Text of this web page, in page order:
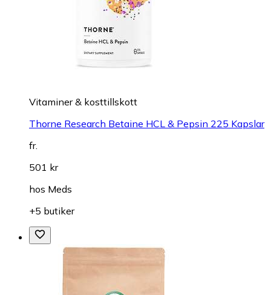
Vitaminer & kosttillskott
Thorne Research Betaine HCL & Pepsin 225 Kapslar
fr.
501 kr
hos Meds
+5 butiker